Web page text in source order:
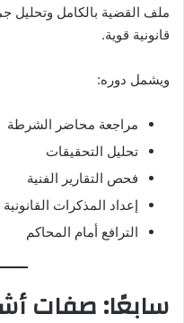
ملف القضية بالكامل وتحليل
قانونية قوية.
ويشمل دوره:
مراجعة محاضر الشرطة
تحليل التحقيقات
فحص التقارير الفنية
إعداد المذكرات القانونية
الترافع أمام المحاكم
سابعًا: صفات